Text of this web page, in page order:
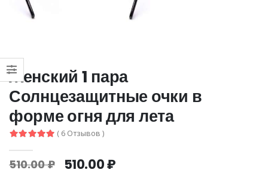
Женский 1 пара
Солнцезащитные очки в
форме огня для лета
( 6 Отзывов )
510.00 ₽ 510.00 ₽